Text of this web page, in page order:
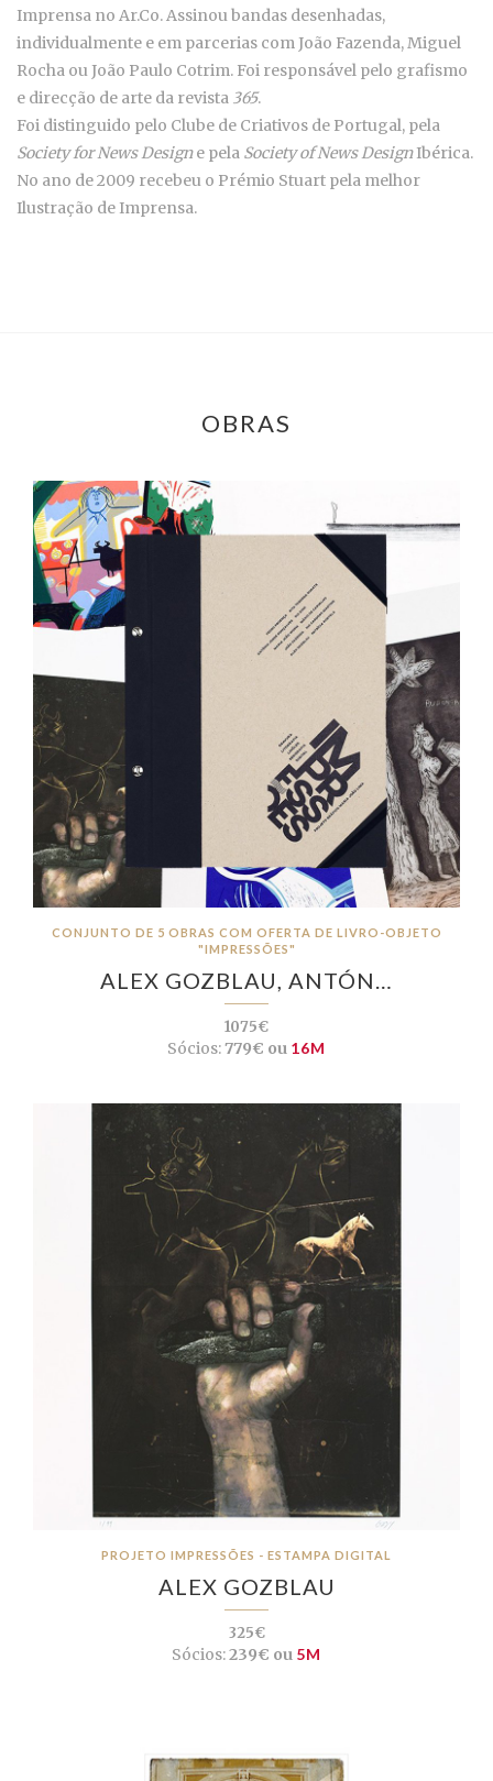
Imprensa no Ar.Co. Assinou bandas desenhadas,
individualmente e em parcerias com João Fazenda, Miguel
Rocha ou João Paulo Cotrim. Foi responsável pelo grafismo
e direcção de arte da revista 365.
Foi distinguido pelo Clube de Criativos de Portugal, pela
Society for News Designe pela Society of NewsDesignIbérica.
No ano de 2009 recebeu o Prémio Stuart pela melhor
Ilustração de Imprensa.
OBRAS
CONJUNTO DE 5 OBRAS COM OFERTA DE LIVRO-OBJETO
"IMPRESSÕES"
ALEX GOZBLAU, ANTÓN…
1075€
Sócios:779€ ou 16M
PROJETO IMPRESSÕES - ESTAMPA DIGITAL
ALEX GOZBLAU
325€
Sócios:239€ ou 5M